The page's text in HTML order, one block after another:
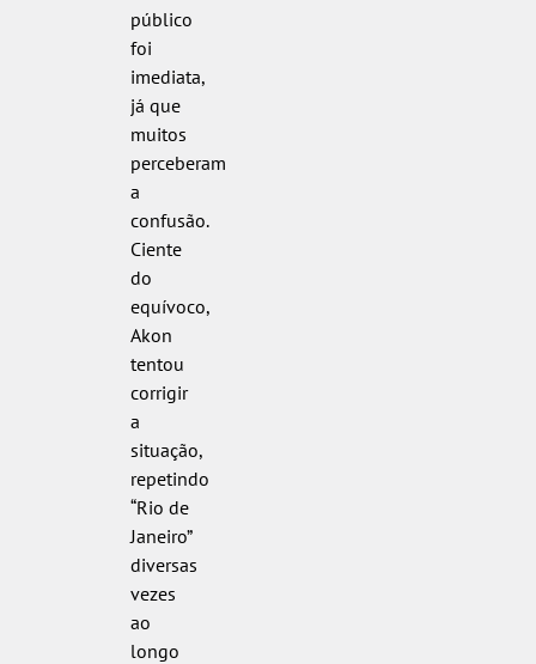
público
foi
imediata,
já que
muitos
perceberam
a
confusão.
Ciente
do
equívoco,
Akon
tentou
corrigir
a
situação,
repetindo
“Rio de
Janeiro”
diversas
vezes
ao
longo